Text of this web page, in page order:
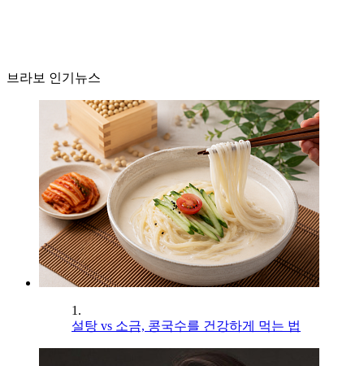
브라보 인기뉴스
1.
설탕 vs 소금, 콩국수를 건강하게 먹는 법